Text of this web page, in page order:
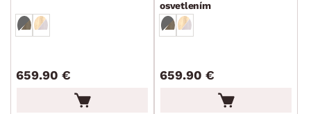
659.90 €
osvetlením
659.90 €